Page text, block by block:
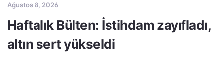
Ağustos 8, 2026
Haftalık Bülten: İstihdam zayıfladı,
altın sert yükseldi